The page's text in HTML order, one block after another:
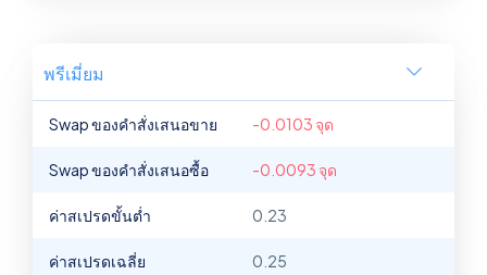
พรีเมี่ยม
Swap ของคำสั่งเสนอขาย -0.0103 จุด
Swap ของคำสั่งเสนอซื้อ -0.0093 จุด
ค่าสเปรดขั้นต่ำ 0.23
ค่าสเปรดเฉลี่ย 0.25